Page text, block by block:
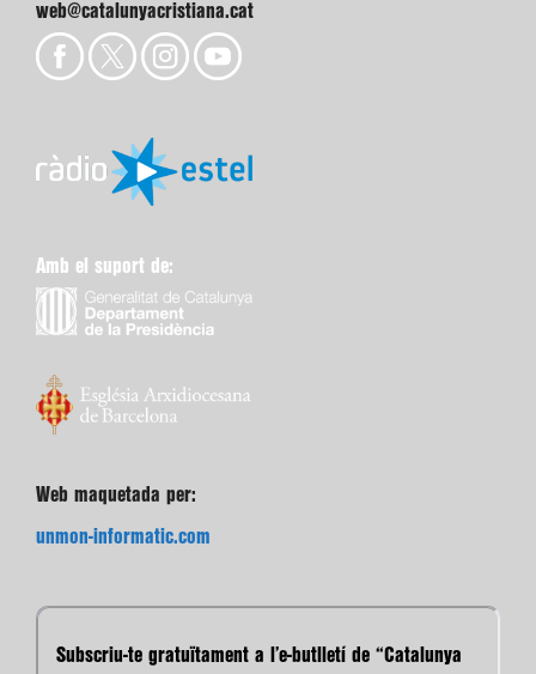
web@catalunyacristiana.cat
Amb el suport de:
Web maquetada per:
unmon-informatic.com
Subscriu-te gratuïtament a l’e-butlletí de “Catalunya